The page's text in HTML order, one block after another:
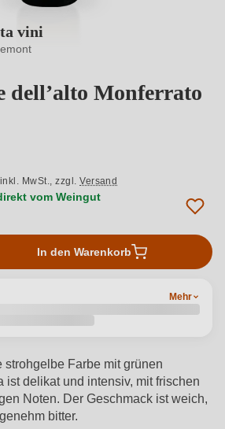
vini
dell’alto Monferrato
MwSt.,zzgl.Versand
vom Weingut
In den Warenkorb
Mehr
strohgelbe Farbe mit grünen
ist delikat und intensiv, mit frischen
Noten. Der Geschmack ist weich,
bitter.